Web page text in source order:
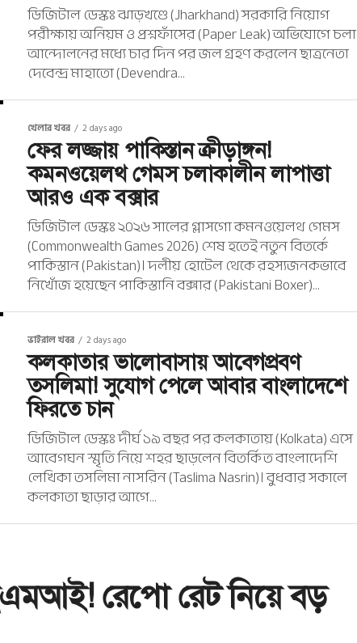
ডিজিটাল ডেস্কঃ ঝাড়খণ্ডে (Jharkhand) সরকারি নিয়োগ
পরীক্ষায় অনিয়ম ও প্রশ্নফাঁসের (Paper Leak) অভিযোগে চলা
আন্দোলনের মধ্যে চার দিন পর জল গ্রহণ করলেন ছাত্রনেতা
দেবেন্দ্র মাহাতো (Devendra...
খেলার খবর 2 days ago
ফের লজ্জায় পাকিস্তান ক্রীড়াঙ্গন!
কমনওয়েলথ গেমস চলাকালীন লাপাত্তা
আরও এক বক্সার
ডিজিটাল ডেস্কঃ ২০২৬ সালের গ্লাসগো কমনওয়েলথ গেমস
(Commonwealth Games 2026) শেষ হতেই নতুন বিতর্কে
পাকিস্তান (Pakistan)। দলীয় হোটেল থেকে রহস্যজনকভাবে
নিখোঁজ হয়েছেন পাকিস্তানি বক্সার (Pakistani Boxer)...
ভাইরাল খবর 2 days ago
কলকাতার ভালোবাসায় আবেগপ্রবণ
তসলিমা! সুযোগ পেলে আবার বাংলাদেশে
ফিরতে চান
ডিজিটাল ডেস্কঃ দীর্ঘ ১৯ বছর পর কলকাতায় (Kolkata) এসে
আবেগঘন স্মৃতি নিয়ে শহর ছাড়লেন বিতর্কিত বাংলাদেশি
লেখিকা তসলিমা নাসরিন (Taslima Nasrin)। বুধবার সকালে
কলকাতা ছাড়ার আগে...
রেপো রেট নিয়ে বড়